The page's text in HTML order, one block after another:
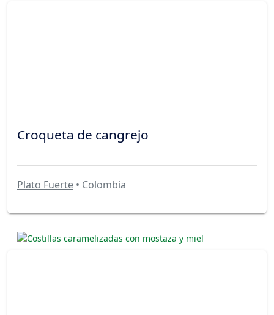
Croqueta de cangrejo
Plato Fuerte • Colombia